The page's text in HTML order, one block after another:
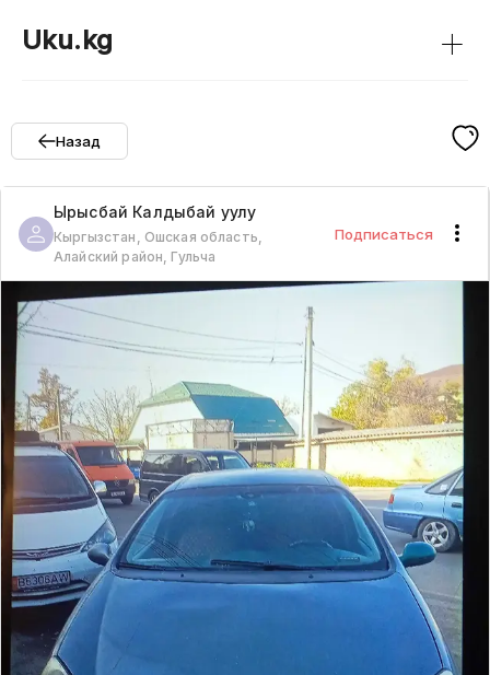
Uku.kg +
Назад
Ырысбай Калдыбай уулу
Кыргызстан, Ошская область,
Алайский район, Гульча
Подписаться